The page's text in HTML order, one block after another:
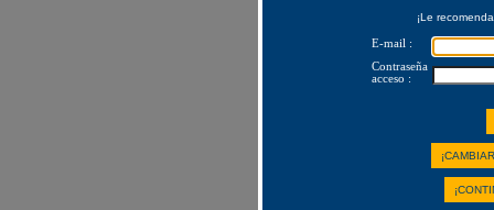
¡Le
E-mail :
Contraseña
acceso :